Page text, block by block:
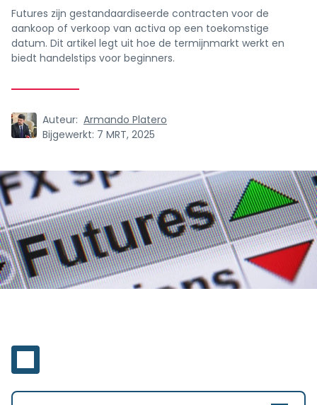
Futures zijn gestandaardiseerde contracten voor de
aankoop of verkoop van activa op een toekomstige
datum. Dit artikel legt uit hoe de termijnmarkt werkt en
biedt handelstips voor beginners.
Auteur: Armando Platero
Bijgewerkt: 7 MRT, 2025